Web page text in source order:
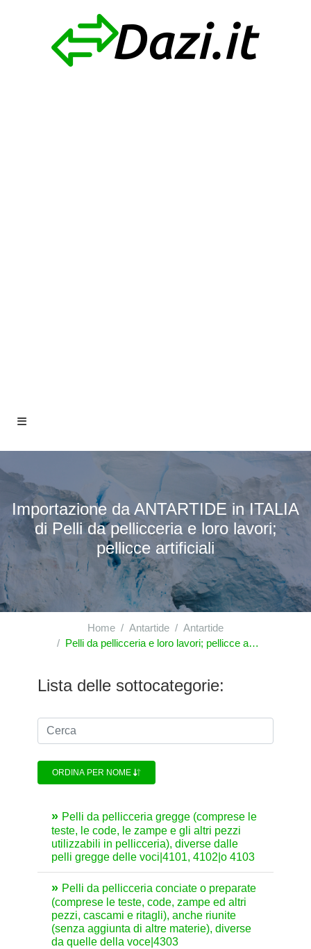
Importazione da ANTARTIDE in ITALIA
di Pelli da pellicceria e loro lavori;
pellicce artificiali
Home Antartide
Antartide
Pelli da pellicceria e loro lavori; pellicce artificiali
Lista delle sottocategorie:
ORDINA PER NOME
Pelli da pellicceria gregge (comprese le
teste, le code, le zampe e gli altri pezzi
utilizzabili in pellicceria), diverse dalle
pelli gregge delle voci|4101, 4102|o 4103
Pelli da pellicceria conciate o preparate
(comprese le teste, code, zampe ed altri
pezzi, cascami e ritagli), anche riunite
(senza aggiunta di altre materie), diverse
da quelle della voce|4303